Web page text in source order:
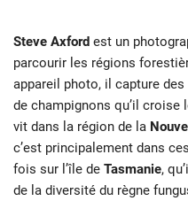
Steve Axford est un
parcourir les régions
appareil photo, il capture
de champignons qu’il croise
vit dans la région de la
c’est principalement dans
fois sur l’île de Tasmanie,
de la diversité du règne